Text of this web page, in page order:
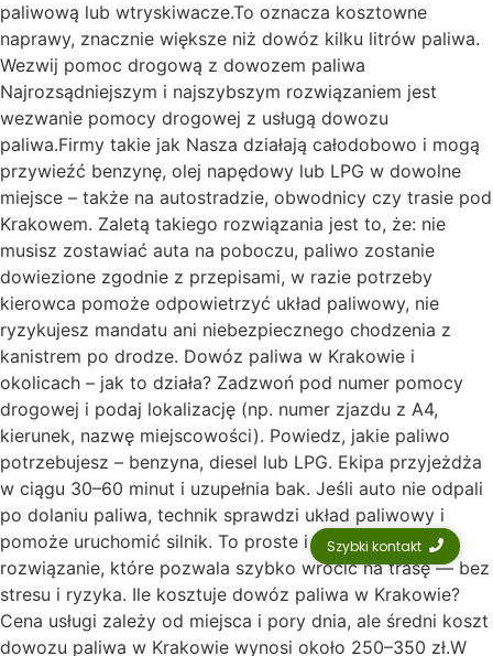
paliwową lub wtryskiwacze.To oznacza kosztowne
naprawy, znacznie większe niż dowóz kilku litrów paliwa.
Wezwij pomoc drogową z dowozem paliwa
Najrozsądniejszym i najszybszym rozwiązaniem jest
wezwanie pomocy drogowej z usługą dowozu
paliwa.Firmy takie jak Nasza działają całodobowo i mogą
przywieźć benzynę, olej napędowy lub LPG w dowolne
miejsce – także na autostradzie, obwodnicy czy trasie pod
Krakowem. Zaletą takiego rozwiązania jest to, że: nie
musisz zostawiać auta na poboczu, paliwo zostanie
dowiezione zgodnie z przepisami, w razie potrzeby
kierowca pomoże odpowietrzyć układ paliwowy, nie
ryzykujesz mandatu ani niebezpiecznego chodzenia z
kanistrem po drodze. Dowóz paliwa w Krakowie i
okolicach – jak to działa? Zadzwoń pod numer pomocy
drogowej i podaj lokalizację (np. numer zjazdu z A4,
kierunek, nazwę miejscowości). Powiedz, jakie paliwo
potrzebujesz – benzyna, diesel lub LPG. Ekipa przyjeżdża
w ciągu 30–60 minut i uzupełnia bak. Jeśli auto nie odpali
po dolaniu paliwa, technik sprawdzi układ paliwowy i
pomoże uruchomić silnik. To proste i bezpieczne
rozwiązanie, które pozwala szybko wrócić na trasę — bez
stresu i ryzyka. Ile kosztuje dowóz paliwa w Krakowie?
Cena usługi zależy od miejsca i pory dnia, ale średni koszt
dowozu paliwa w Krakowie wynosi około 250–350 zł.W
Szybki kontakt